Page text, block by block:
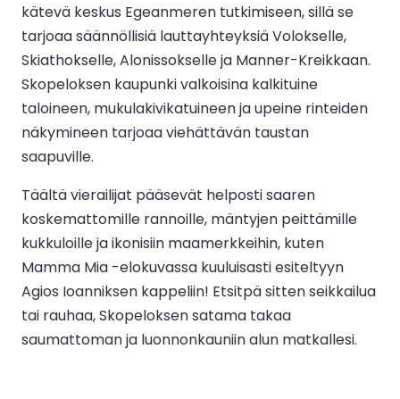
kätevä keskus Egeanmeren tutkimiseen, sillä se
tarjoaa säännöllisiä lauttayhteyksiä Volokselle,
Skiathokselle, Alonissokselle ja Manner-Kreikkaan.
Skopeloksen kaupunki valkoisina kalkituine
taloineen, mukulakivikatuineen ja upeine rinteiden
näkymineen tarjoaa viehättävän taustan
saapuville.
Täältä vierailijat pääsevät helposti saaren
koskemattomille rannoille, mäntyjen peittämille
kukkuloille ja ikonisiin maamerkkeihin, kuten
Mamma Mia -elokuvassa kuuluisasti esiteltyyn
Agios Ioanniksen kappeliin! Etsitpä sitten seikkailua
tai rauhaa, Skopeloksen satama takaa
saumattoman ja luonnonkauniin alun matkallesi.